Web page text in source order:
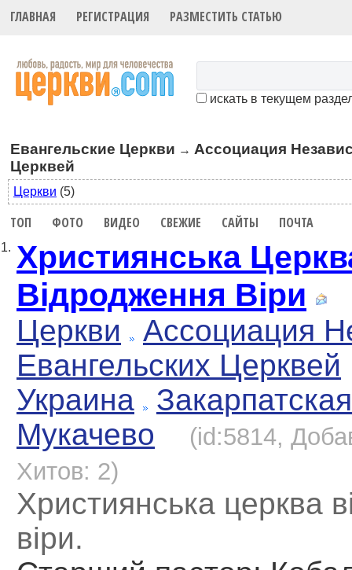
ГЛАВНАЯ РЕГИСТРАЦИЯ РАЗМЕСТИТЬ СТАТЬЮ
искать в текущем
Евангельские Церкви → Ассоциация
Церквей
Церкви (5)
ТОП ФОТО ВИДЕО СВЕЖИЕ САЙТЫ ПОЧТА
1. Християнська
Відродження Віри
Церкви
Ассоциация
Евангельских Церквей
Украина
Закарпатская
Мукачево
(id:5814,
Хитов: 2)
Християнська церква
віри.